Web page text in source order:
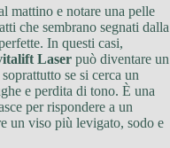
mattino e notare una pelle
che sembrano segnati dalla
In questi casi,
Laser può diventare un
se si cerca un
e perdita di tono. È una
per rispondere a un
un viso più levigato, sodo e